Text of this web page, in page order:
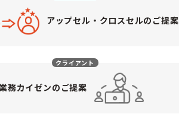
アップセル・クロスセルのご提案
クライアント
務カイゼンのご提案